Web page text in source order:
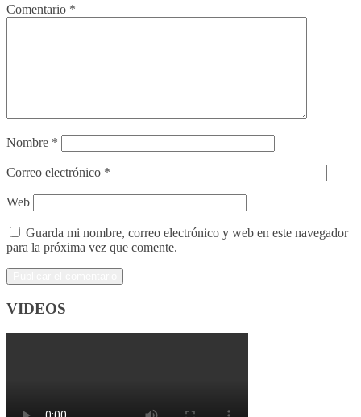
Comentario *
Nombre *
Correo electrónico *
Web
Guarda mi nombre, correo electrónico y web en este navegador
para la próxima vez que comente.
VIDEOS